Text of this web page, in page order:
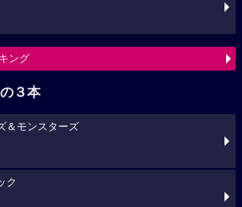
ング
３本
＆モンスターズ
ク